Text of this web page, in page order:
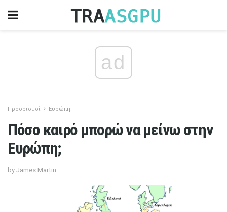
ad
Προορισμοί Ευρώπη
Πόσο καιρό μπορώ να μείνω στην
Ευρώπη;
by James Martin